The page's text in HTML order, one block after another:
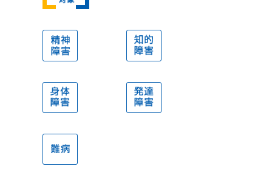
精神障
害
知的障
害
身体障
害
発達障
害
難病